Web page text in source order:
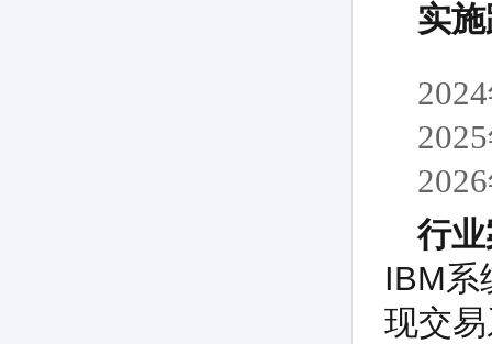
实
行
IBM系
现交